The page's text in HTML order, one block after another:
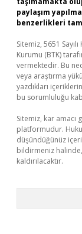
paylaşım
benzerlikleri
Sitemiz, 5651
Kurumu (BTK)
vermektedir. Bu
veya araştırma
yazdıkları
bu sorumluluğu
Sitemiz, kar amacı
platformudur.
düşündüğünüz
bildirmeniz
kaldırılacaktır.